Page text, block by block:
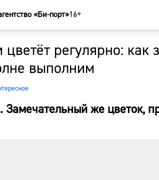
«Би-порт»16+
регулярно: как
выполним
Замечательный же цветок,